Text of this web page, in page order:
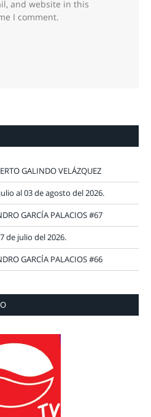
and website in this
I comment.
GALINDO VELÁZQUEZ
al 03 de agosto del 2026.
GARCÍA PALACIOS #67
de julio del 2026.
GARCÍA PALACIOS #66